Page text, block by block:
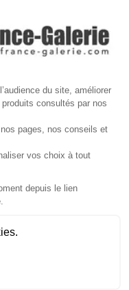
du site, améliorer
consultés par nos
pages, nos conseils et
vos choix à tout
depuis le lien

droits reservés.